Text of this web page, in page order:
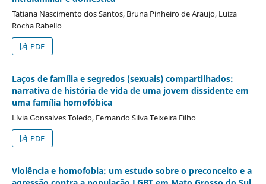
Tatiana Nascimento dos Santos, Bruna Pinheiro de Araujo, Luiza
Rocha Rabello
PDF
Laços de família e segredos (sexuais) compartilhados:
narrativa de história de vida de uma jovem dissidente em
uma família homofóbica
Lívia Gonsalves Toledo, Fernando Silva Teixeira Filho
PDF
Violência e homofobia: um estudo sobre o preconceito e a